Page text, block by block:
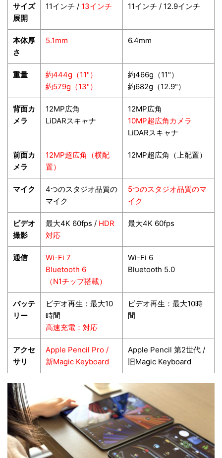
サイズ
展開
11インチ / 13インチ 11インチ / 12.9インチ
本体厚
さ
5.1mm 6.4mm
重量
約444g（11"）
約579g（13"）
約466g（11"）
約682g（12.9"）
背面カ
メラ
12MP広角
LiDARスキャナ
12MP広角
10MP超広角カメラ
LiDARスキャナ
前面カ
メラ
12MP超広角（横配
置）
12MP超広角（上配置）
マイク
4つのスタジオ品質の
マイク
5つのスタジオ品質のマ
イク
ビデオ
撮影
最大4K 60fps / HDR
対応
最大4K 60fps
通信
Wi-Fi 7
Bluetooth 6
（N1チップ搭載）
Wi-Fi 6
Bluetooth 5.0
バッテ
リー
ビデオ再生：最大10
時間
高速充電：対応
ビデオ再生：最大10時
間
アクセ
サリ
Apple Pencil Pro /
新Magic Keyboard
Apple Pencil 第2世代 /
旧Magic Keyboard